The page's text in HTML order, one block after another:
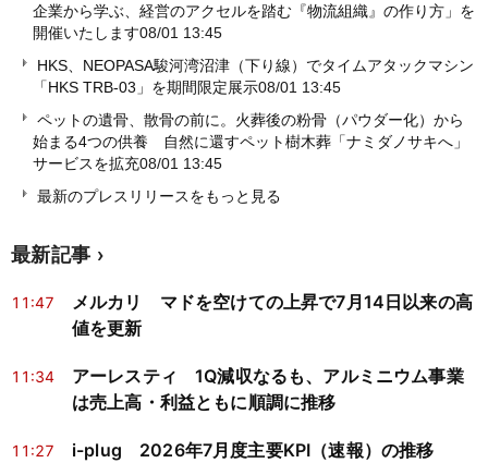
企業から学ぶ、経営のアクセルを踏む『物流組織』の作り方」を
開催いたします08/01 13:45
HKS、NEOPASA駿河湾沼津（下り線）でタイムアタックマシン
「HKS TRB-03」を期間限定展示08/01 13:45
ペットの遺骨、散骨の前に。火葬後の粉骨（パウダー化）から
始まる4つの供養 自然に還すペット樹木葬「ナミダノサキへ」
サービスを拡充08/01 13:45
最新のプレスリリースをもっと見る
最新記事
11:47
メルカリ マドを空けての上昇で7月14日以来の高
値を更新
11:34
アーレスティ 1Q減収なるも、アルミニウム事業
は売上高・利益ともに順調に推移
11:27 i-plug 2026年7月度主要KPI（速報）の推移